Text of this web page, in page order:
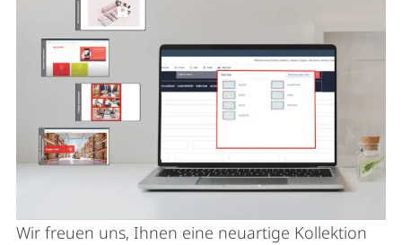
Wir freuen uns, Ihnen eine neuartige Kollektion